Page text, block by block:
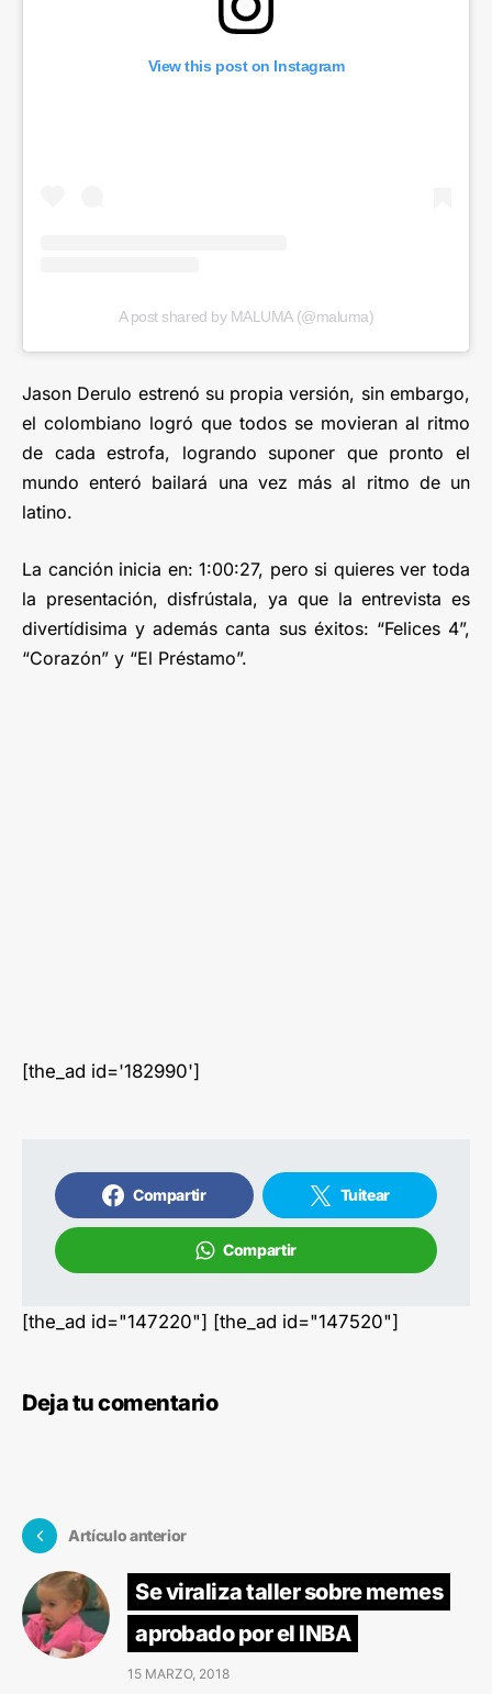
View this post on Instagram
A post shared by MALUMA (@maluma)
Jason Derulo estrenó su propia versión, sin embargo,
el colombiano logró que todos se movieran al ritmo
de cada estrofa, logrando suponer que pronto el
mundo enteró bailará una vez más al ritmo de un
latino.
La canción inicia en: 1:00:27, pero si quieres ver toda
la presentación, disfrústala, ya que la entrevista es
divertídisima y además canta sus éxitos: “Felices 4”,
“Corazón” y “El Préstamo”.
[the_ad id='182990']
Compartir Tuitear
Compartir
[the_ad id="147220"] [the_ad id="147520"]
Deja tu comentario
Artículo anterior
Se viraliza taller sobre memes
aprobado por el INBA
15 MARZO, 2018